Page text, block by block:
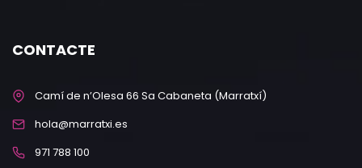
CONTACTE
Camí de n’Olesa 66 Sa Cabaneta (Marratxí)
hola@marratxi.es
971 788 100